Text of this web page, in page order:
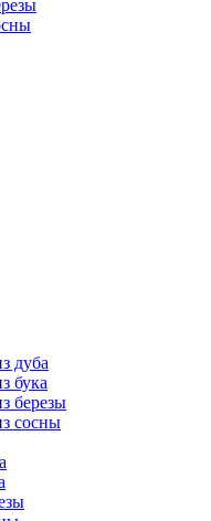
дуба
бука
березы
сосны